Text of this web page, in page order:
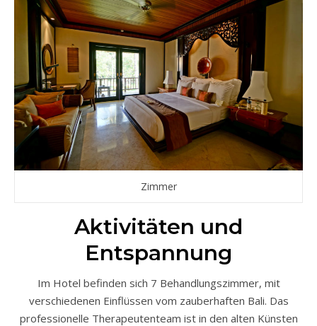
Zimmer
Aktivitäten und
Entspannung
Im Hotel befinden sich 7 Behandlungszimmer, mit
verschiedenen Einflüssen vom zauberhaften Bali. Das
professionelle Therapeutenteam ist in den alten Künsten